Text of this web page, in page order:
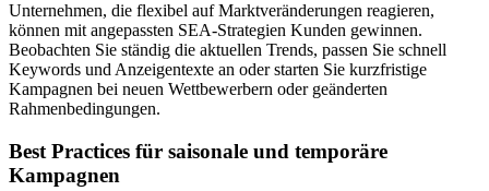
Unternehmen, die flexibel auf Marktveränderungen reagieren,
können mit angepassten SEA-Strategien Kunden gewinnen.
Beobachten Sie ständig die aktuellen Trends, passen Sie schnell
Keywords und Anzeigentexte an oder starten Sie kurzfristige
Kampagnen bei neuen Wettbewerbern oder geänderten
Rahmenbedingungen.
Best Practices für saisonale und temporäre
Kampagnen